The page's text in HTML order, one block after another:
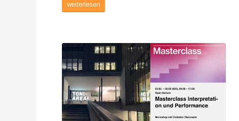
weiterlesen